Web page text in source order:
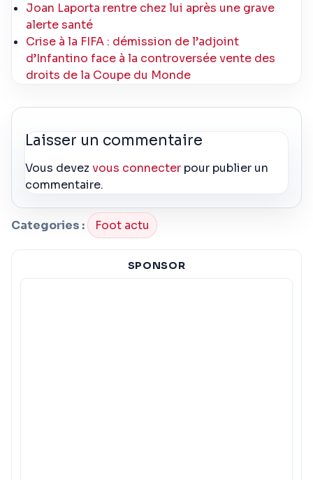
Joan Laporta rentre chez lui après une grave
alerte santé
Crise à la FIFA : démission de l’adjoint
d’Infantino face à la controversée vente des
droits de la Coupe du Monde
Laisser un commentaire
Vous devezvous connecter pour publier un
commentaire.
Categories : Foot actu
SPONSOR